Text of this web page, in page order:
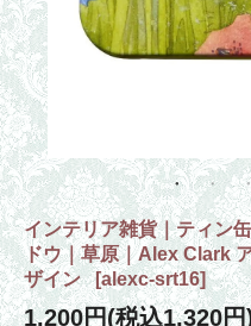
インテリア雑貨｜ティン
ドウ｜草原｜Alex Clark
ザイン[alexc-srt16]
1,200円(税込1,320円